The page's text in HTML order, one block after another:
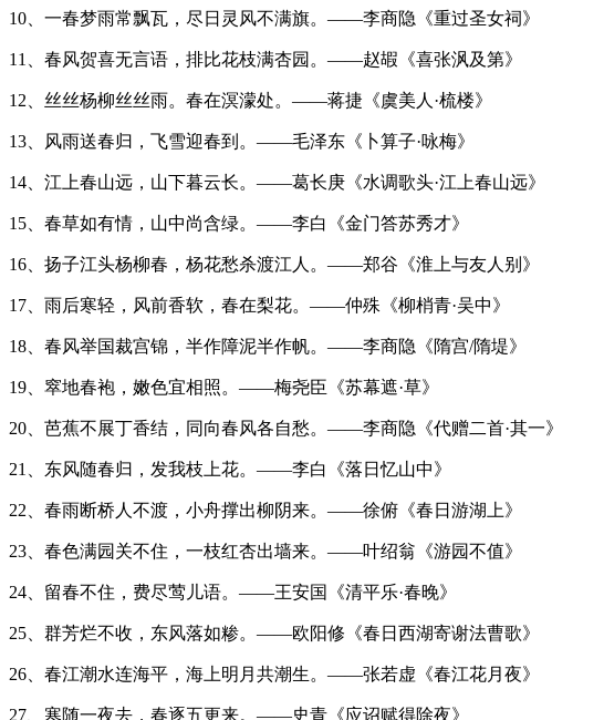
10、一春梦雨常飘瓦，尽日灵风不满旗。——李商隐《重过圣女祠》
11、春风贺喜无言语，排比花枝满杏园。——赵嘏《喜张沨及第》
12、丝丝杨柳丝丝雨。春在溟濛处。——蒋捷《虞美人·梳楼》
13、风雨送春归，飞雪迎春到。——毛泽东《卜算子·咏梅》
14、江上春山远，山下暮云长。——葛长庚《水调歌头·江上春山远》
15、春草如有情，山中尚含绿。——李白《金门答苏秀才》
16、扬子江头杨柳春，杨花愁杀渡江人。——郑谷《淮上与友人别》
17、雨后寒轻，风前香软，春在梨花。——仲殊《柳梢青·吴中》
18、春风举国裁宫锦，半作障泥半作帆。——李商隐《隋宫/隋堤》
19、窣地春袍，嫩色宜相照。——梅尧臣《苏幕遮·草》
20、芭蕉不展丁香结，同向春风各自愁。——李商隐《代赠二首·其一》
21、东风随春归，发我枝上花。——李白《落日忆山中》
22、春雨断桥人不渡，小舟撑出柳阴来。——徐俯《春日游湖上》
23、春色满园关不住，一枝红杏出墙来。——叶绍翁《游园不值》
24、留春不住，费尽莺儿语。——王安国《清平乐·春晚》
25、群芳烂不收，东风落如糁。——欧阳修《春日西湖寄谢法曹歌》
26、春江潮水连海平，海上明月共潮生。——张若虚《春江花月夜》
27、寒随一夜去，春逐五更来。——史青《应诏赋得除夜》